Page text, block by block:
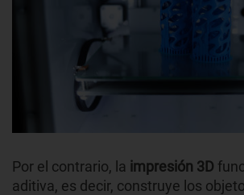
Por el contrario, la impresión 3D
aditiva, es decir, construye los